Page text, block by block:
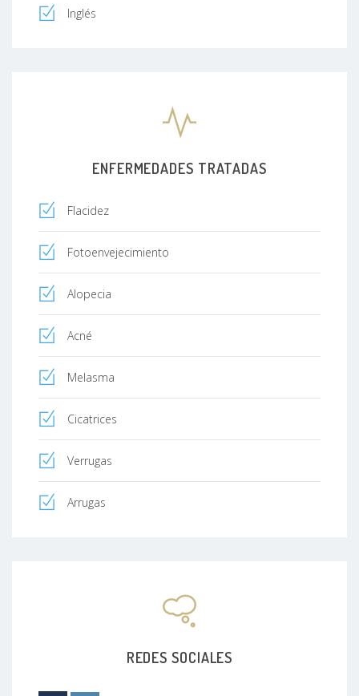
Inglés
ENFERMEDADES TRATADAS
Flacidez
Fotoenvejecimiento
Alopecia
Acné
Melasma
Cicatrices
Verrugas
Arrugas
REDES SOCIALES